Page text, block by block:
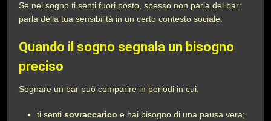
Se nel sogno ti senti fuori posto, spesso non parla del bar:
parla della tua sensibilità in un certo contesto sociale.
Quando il sogno segnala un bisogno
preciso
Sognare un bar può comparire in periodi in cui:
ti sentisovraccarico e hai bisogno di una pausa vera;